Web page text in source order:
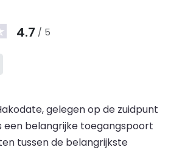
4.7 / 5
gelegen op de zuidpunt
een belangrijke toegangspoort
tussen de belangrijkste